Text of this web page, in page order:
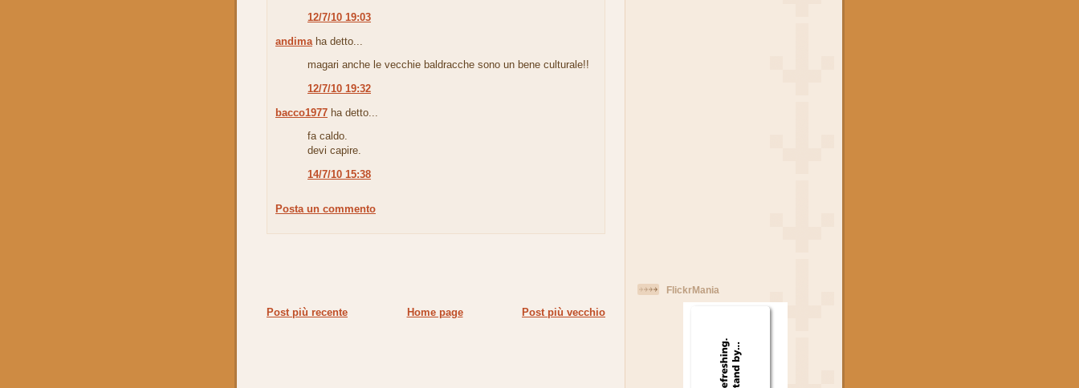
12/7/10 19:03
andima ha detto...
magari anche le vecchie baldracche sono un bene culturale!!
12/7/10 19:32
bacco1977 ha detto...
fa caldo.
devi capire.
14/7/10 15:38
Posta un commento
Post più recente Post più vecchio
Home page
FlickrMania